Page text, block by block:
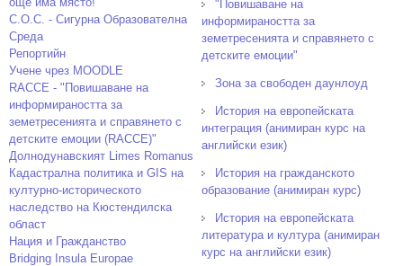
С.О.С. - Сигурна Образователна
Среда
Репортийн
Учене чрез MOODLE
RACCE - "Повишаване на
информираността за
земетресенията и справянето с
детските емоции (RACCE)"
Долнодунавският Limes Romanus
Кадастрална политика и GIS на
културно-историческото
наследство на Кюстендилска
област
Нация и Гражданство
Bridging Insula Europae
"Повишаване на
информираността за
земетресенията и справянето с
детските емоции"
Зона за свободен даунлоуд
История на европейската
интеграция (анимиран курс на
английски език)
История на гражданското
образование (анимиран курс)
История на европейската
литература и култура (анимиран
курс на английски език)